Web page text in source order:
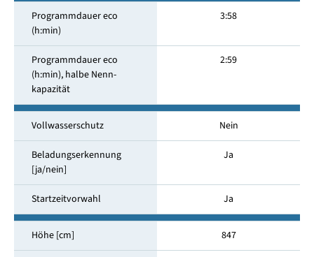
Programmdauer eco
(h:min)
3:58
Programmdauer eco
(h:min), halbe Nenn­
kapazität
2:59
Vollwasserschutz Nein
Beladungserkennung
[ja/nein]
Ja
Startzeitvorwahl Ja
Höhe [cm] 847